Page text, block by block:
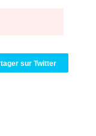
sur Twitter